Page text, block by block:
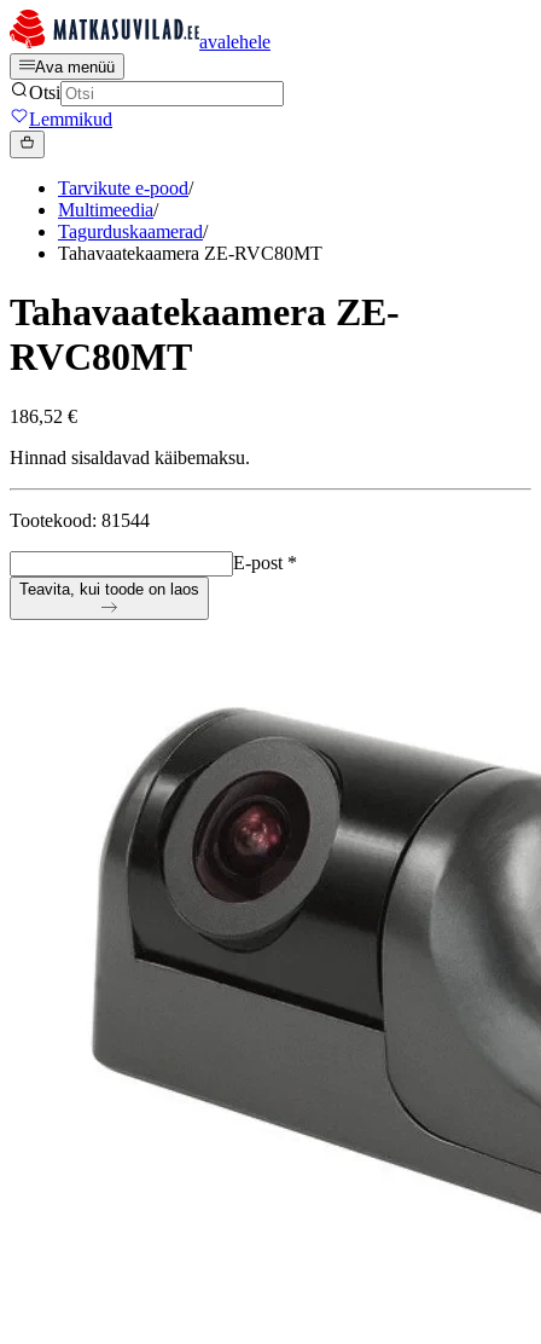
avalehele
Ava menüü
Otsi
Lemmikud
Tarvikute e-pood/
Multimeedia/
Tagurduskaamerad/
Tahavaatekaamera ZE-RVC80MT
Tahavaatekaamera ZE-
RVC80MT
186,52 €
Hinnad sisaldavad käibemaksu.
Tootekood: 81544
E-post *
Teavita, kui toode on laos